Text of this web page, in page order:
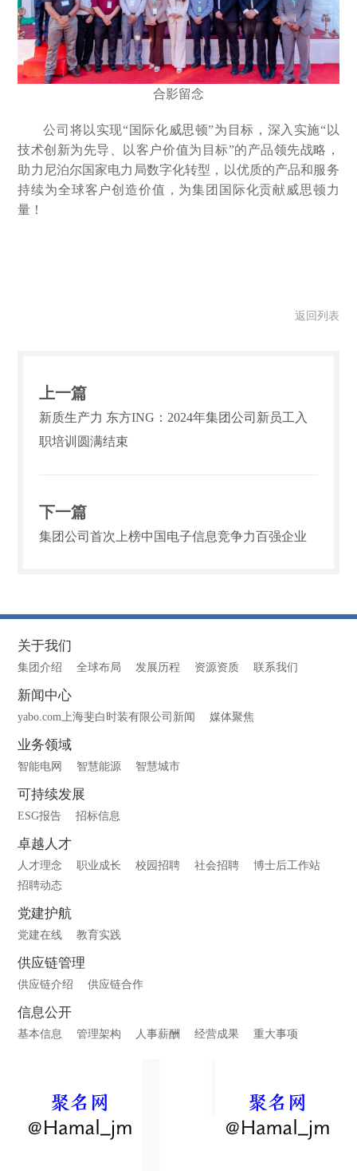
合影留念
公司将以实现“国际化威思顿”为目标，深入实施“以
技术创新为先导、以客户价值为目标”的产品领先战略，
助力尼泊尔国家电力局数字化转型，以优质的产品和服务
持续为全球客户创造价值，为集团国际化贡献威思顿力
量！
返回列表
上一篇
新质生产力 东方ING：2024年集团公司新员工入
职培训圆满结束
下一篇
集团公司首次上榜中国电子信息竞争力百强企业
关于我们
集团介绍 全球布局 发展历程 资源资质 联系我们
新闻中心
yabo.com上海斐白时装有限公司新闻 媒体聚焦
业务领域
智能电网 智慧能源 智慧城市
可持续发展
ESG报告 招标信息
卓越人才
人才理念 职业成长 校园招聘 社会招聘
博士后工作站
招聘动态
党建护航
党建在线 教育实践
供应链管理
供应链介绍 供应链合作
信息公开
基本信息 管理架构 人事薪酬 经营成果 重大事项